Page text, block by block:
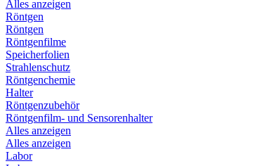
Alles anzeigen
Röntgen
Röntgen
Röntgenfilme
Speicherfolien
Strahlenschutz
Röntgenchemie
Halter
Röntgenzubehör
Röntgenfilm- und Sensorenhalter
Alles anzeigen
Alles anzeigen
Labor